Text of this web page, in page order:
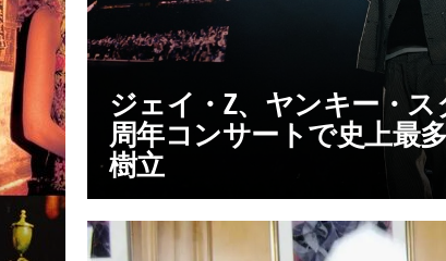
ジェイ・Z、ヤンキー・
周年コンサートで史上最
樹立